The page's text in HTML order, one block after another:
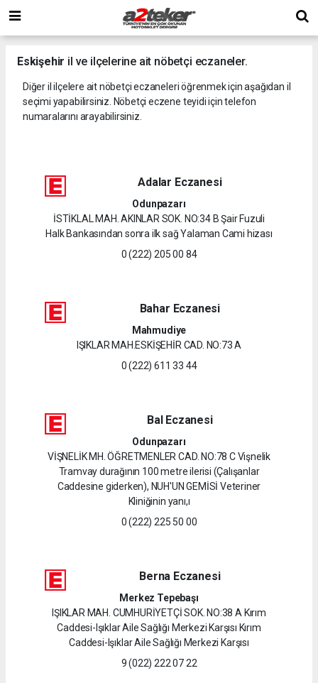
Eskişehir il ve ilçelerine ait nöbetçi eczaneler.
Diğer il ilçelere ait nöbetçi eczaneleri öğrenmek için aşağıdan il
seçimi yapabilirsiniz. Nöbetçi eczene teyidi için telefon
numaralarını arayabilirsiniz.
Adalar Eczanesi
Odunpazarı
İSTİKLAL MAH. AKINLAR SOK. NO:34 B Şair Fuzuli
Halk Bankasından sonra ilk sağ Yalaman Cami hizası
0 (222) 205 00 84
Bahar Eczanesi
Mahmudiye
IŞIKLAR MAH.ESKİŞEHİR CAD. NO:73 A
0 (222) 611 33 44
Bal Eczanesi
Odunpazarı
VİŞNELİK MH. ÖĞRETMENLER CAD. NO:78 C Vişnelik
Tramvay durağının 100 metre ilerisi (Çalışanlar
Caddesine giderken), NUH'UN GEMİSİ Veteriner
Kliniğinin yanı,ı
0 (222) 225 50 00
Berna Eczanesi
Merkez Tepebaşı
IŞIKLAR MAH. CUMHURİYETÇİ SOK. NO:38 A Kırım
Caddesi-Işıklar Aile Sağlığı Merkezi Karşısı Kırım
Caddesi-Işıklar Aile Sağlığı Merkezi Karşısı
9 (022) 222 07 22